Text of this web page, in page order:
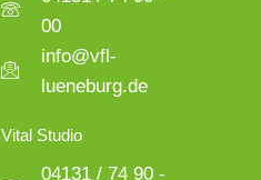
00
info@vfl-
lueneburg.de
Vital Studio
04131 / 74 90 -